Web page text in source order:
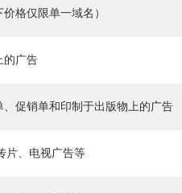
格仅限单一域名）
的广告
、促销单和印制于出版物上的广告
片、电视广告等